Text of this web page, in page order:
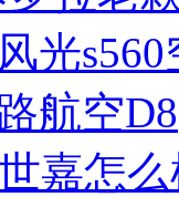
光
航空
嘉怎